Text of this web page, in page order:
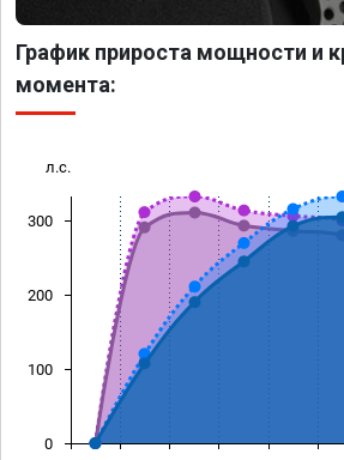
График прироста мощности и
момента:
л.с.
0
100
200
300